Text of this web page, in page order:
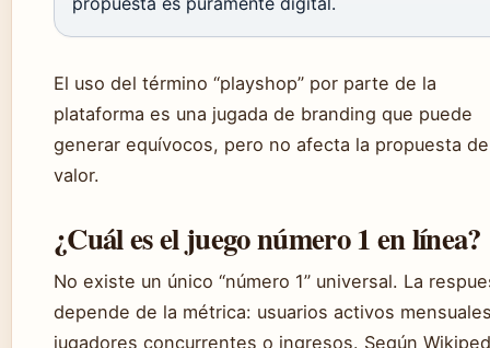
El uso del término “playshop” por parte de la
plataforma es una jugada de branding que puede
generar equívocos, pero no afecta la propuesta de
valor.
¿Cuál es el juego número 1 en línea?
No existe un único “número 1” universal. La
depende de la métrica: usuarios activos
jugadores concurrentes o ingresos. Según